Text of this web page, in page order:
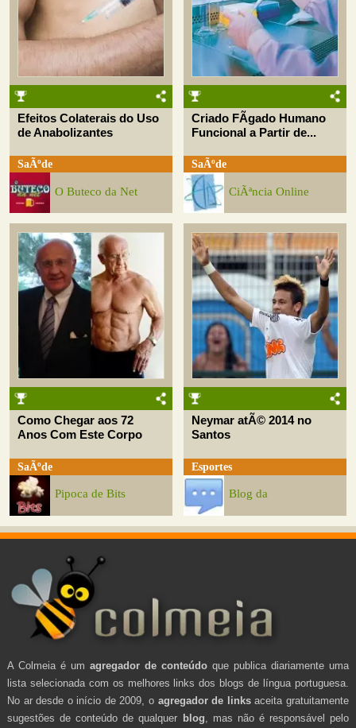
Efeitos Colaterais do Uso
de Anabolizantes
SaÃºde
O Buteco da Net
Criado FÃ­gado Humano
Funcional a Partir de...
SaÃºde
CiÃªncia Online
Como Chegar aos 72
Anos Com Este Corpo
SaÃºde
Pipoca de Bits
Neymar atÃ© 2014 no
Santos
Esportes
Blog da
A Colmeia é um agregador de conteúdo que publica diariamente uma
lista selecionada com os melhores links dos blogs de língua portuguesa.
No ar desde o início de 2009, o agregador de linksaceita gratuitamente
sugestões de conteúdo de qualquer blog , mas não é responsável pelo